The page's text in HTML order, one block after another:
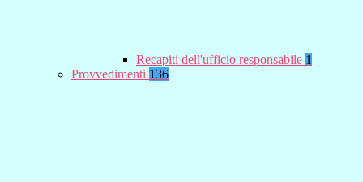
Recapiti dell'ufficio responsabile 1
Provvedimenti 136